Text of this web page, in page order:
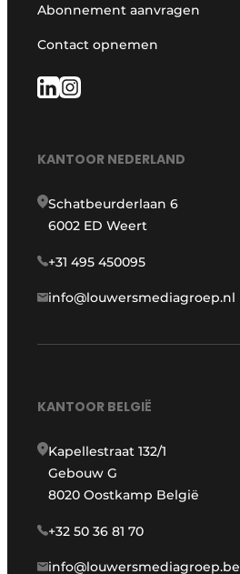
Abonnement aanvragen
Contact opnemen
KANTOOR NEDERLAND
Schatbeurderlaan 6
6002 ED Weert
+31 495 450095
info@louwersmediagroep.nl
KANTOOR BELGIË
Kapellestraat 132/1
Gebouw G
8020 Oostkamp België
+32 50 36 81 70
info@louwersmediagroep.be